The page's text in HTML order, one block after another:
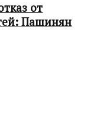
от
Пашинян